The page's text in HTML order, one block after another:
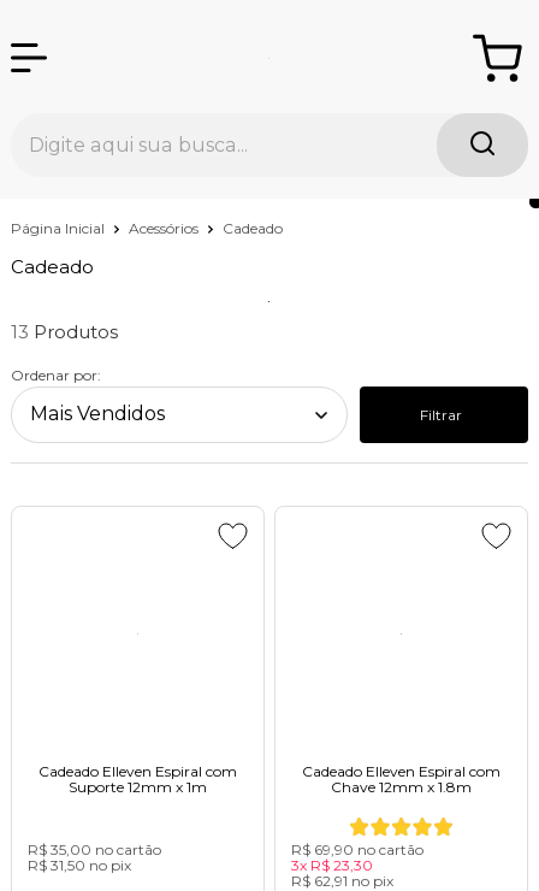
Página Inicial Acessórios Cadeado
Cadeado
13
Ordenar por:
Filtrar
Cadeado Elleven Espiral com
Suporte 12mm x 1mㅤㅤㅤㅤㅤㅤㅤㅤㅤㅤㅤ
R$ 35,00 no cartão
R$ 31,50 no pix
Cadeado Elleven Espiral com
Chave 12mm x 1.8mㅤㅤㅤㅤㅤㅤㅤㅤㅤㅤㅤ
R$ 69,90 no cartão
3x R$ 23,30
R$ 62,91 no pix